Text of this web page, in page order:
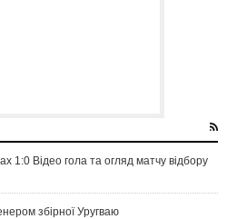
1:0 Відео гола та огляд матчу відбору
збірної Уругваю